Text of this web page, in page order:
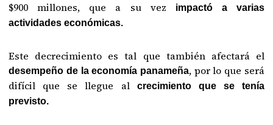
$900 millones, que a su vez
impactó a varias
actividades económicas.
Este decrecimiento es tal que también afectará el
desempeño de la economía panameña, por lo que será
difícil que se llegue al
crecimiento que se tenía
previsto.